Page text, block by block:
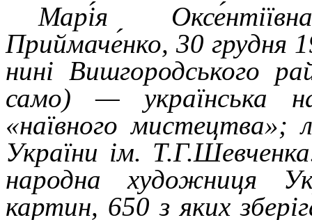
Марі́я
Приймаче́нко, 30 грудня
нині Вишгородського
само) — українська
«наївного мистецтва»;
України ім.
народна художниця
картин, 650 з яких